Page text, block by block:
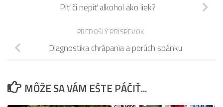
Piť či nepiť alkohol ako liek?
PREDOŠLÝ PRÍSPEVOK
Diagnostika chrápania a porúch spánku
MÔŽE SA VÁM EŠTE PÁČIŤ...